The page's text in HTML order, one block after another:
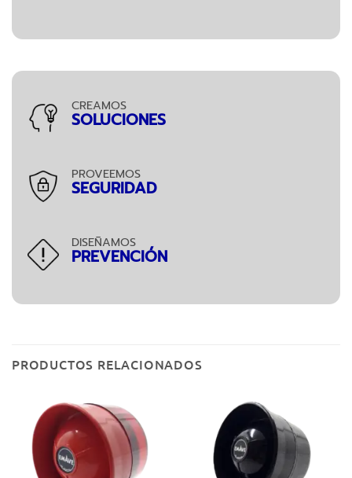
CREAMOS
SOLUCIONES
PROVEEMOS
SEGURIDAD
DISEÑAMOS
PREVENCIÓN
PRODUCTOS RELACIONADOS